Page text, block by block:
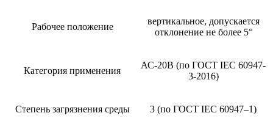
Рабочее положение
вертикальное, допускается
отклонение не более 5°
Категория применения
АС-20B (по ГОСТ IEC 60947-
3-2016)
Степень загрязнения среды 3 (по ГОСТ IEC 60947–1)